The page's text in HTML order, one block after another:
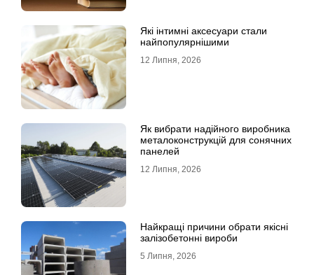
Які інтимні аксесуари стали
найпопулярнішими
12 Липня, 2026
Як вибрати надійного виробника
металоконструкцій для сонячних
панелей
12 Липня, 2026
Найкращі причини обрати якісні
залізобетонні вироби
5 Липня, 2026